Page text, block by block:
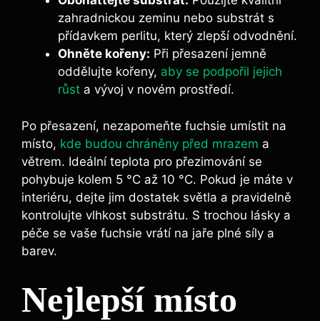
zahradnickou zeminu nebo substrát s
přídavkem perlitu, který zlepší odvodnění.
Ohněte kořeny: Při přesazení jemně
oddělujte kořeny, aby se podpořil jejich
růst a vývoj v novém prostředí.
Po přesazení, nezapomeňte fuchsie umístit na
místo, kde budou chráněny před mrazem a
větrem. Ideální teplota pro přezimování se
pohybuje kolem 5 °C až 10 °C. Pokud je máte v
interiéru, dejte jim dostatek světla a pravidelně
kontrolujte vlhkost substrátu. S trochou lásky a
péče se vaše fuchsie vrátí na jaře plné síly a
barev.
Nejlepší místo